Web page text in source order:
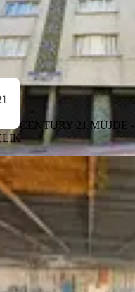
- 3İBRAHİM ÇELİK
CENTURY 21 MÜJDE -
Emin'den Buca
M2 Satılık Bina
İzmir, Buca
1 Oda · 301 m² ·03.08.2026
40.000.000 ₺